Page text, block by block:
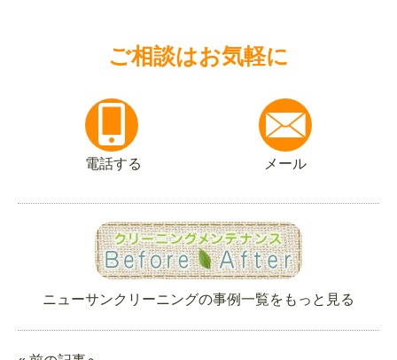
ご相談はお気軽に
電話する メール
ニューサンクリーニングの事例一覧をもっと見る